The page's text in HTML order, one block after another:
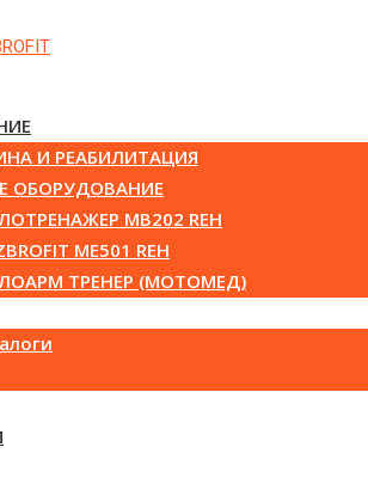
И РЕАБИЛИТАЦИЯ
ОБОРУДОВАНИЕ
MB202 REH
ME501 REH
ТРЕНЕР (МОТОМЕД)